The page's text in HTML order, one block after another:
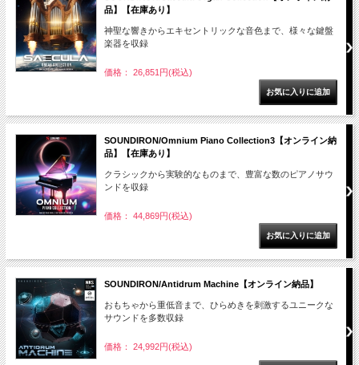
品】【在庫あり】
神聖な響きからエキセントリックな音色まで、様々な鍵盤
楽器を収録
価格： 26,851円(税込)
SOUNDIRON/Omnium Piano Collection3【オンライン納
品】【在庫あり】
クラシックから実験的なものまで、豊富な数のピアノサウ
ンドを収録
価格： 44,869円(税込)
SOUNDIRON/Antidrum Machine【オンライン納品】
おもちゃから重低音まで、ひらめきを刺激するユニークな
サウンドを多数収録
価格： 24,992円(税込)